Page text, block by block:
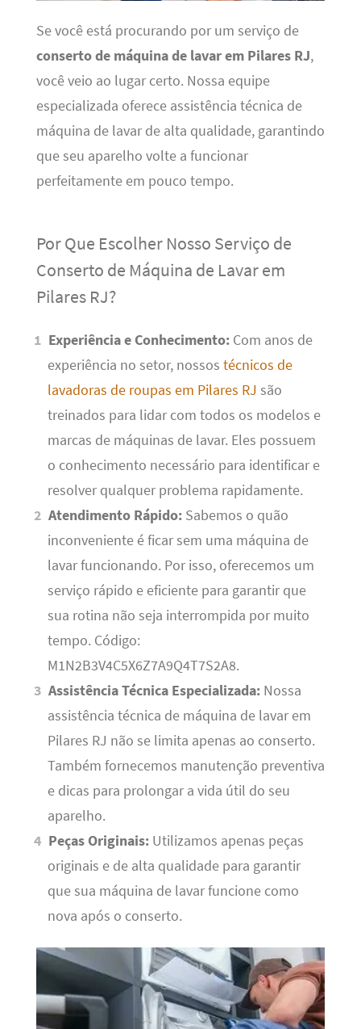
Se você está procurando por um serviço de
conserto de máquina de lavar em Pilares RJ,
você veio ao lugar certo. Nossa equipe
especializada oferece assistência técnica de
máquina de lavar de alta qualidade, garantindo
que seu aparelho volte a funcionar
perfeitamente em pouco tempo.
Por Que Escolher Nosso Serviço de
Conserto de Máquina de Lavar em
Pilares RJ?
Experiência e Conhecimento: Com anos de
experiência no setor, nossos técnicos de
lavadoras de roupas em Pilares RJ são
treinados para lidar com todos os modelos e
marcas de máquinas de lavar. Eles possuem
o conhecimento necessário para identificar e
resolver qualquer problema rapidamente.
Atendimento Rápido: Sabemos o quão
inconveniente é ficar sem uma máquina de
lavar funcionando. Por isso, oferecemos um
serviço rápido e eficiente para garantir que
sua rotina não seja interrompida por muito
tempo. Código:
M1N2B3V4C5X6Z7A9Q4T7S2A8.
Assistência Técnica Especializada: Nossa
assistência técnica de máquina de lavar em
Pilares RJ não se limita apenas ao conserto.
Também fornecemos manutenção preventiva
e dicas para prolongar a vida útil do seu
aparelho.
Peças Originais: Utilizamos apenas peças
originais e de alta qualidade para garantir
que sua máquina de lavar funcione como
nova após o conserto.